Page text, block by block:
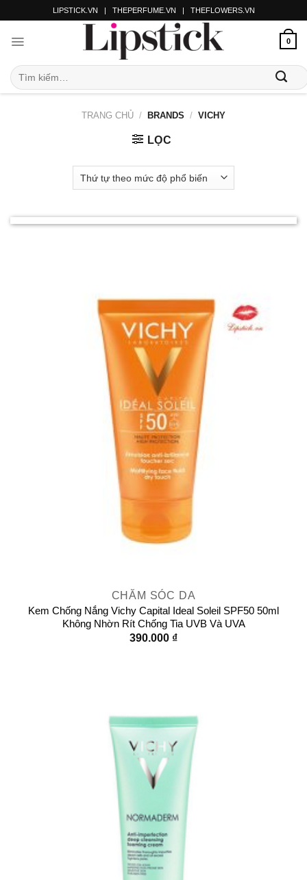
LIPSTICK.VN | THEPERFUME.VN | THEFLOWERS.VN
0
TRANG CHỦ / BRANDS / VICHY
LỌC
CHĂM SÓC DA
Kem Chống Nắng Vichy Capital Ideal Soleil SPF50 50ml
Không Nhờn Rít Chống Tia UVB Và UVA
390.000 ₫